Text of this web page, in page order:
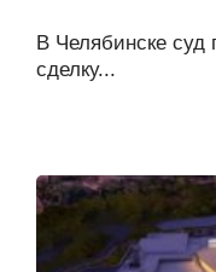
В Челябинске суд
сделку...